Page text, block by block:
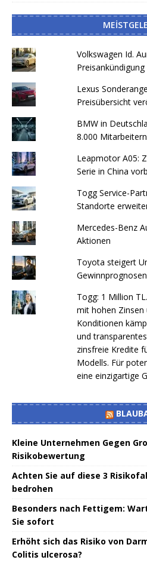
Volkswagen Id.
Lexus
Preisübersicht
BMW in
8.000 Mitarbeitern
Leapmotor A05:
Serie in China
Togg Service-
Standorte
Mercedes-Benz
Aktionen
Toyota steigert
Togg: 1 Million
mit hohen Zinsen
Konditionen
und
zinsfreie Kredite
Modells. Für
eine einzigartige
Kleine Unternehmen Gegen
Risikobewertung
Achten Sie auf diese 3
bedrohen
Besonders nach Fettigem:
Sie sofort
Erhöht sich das Risiko von
Colitis ulcerosa?